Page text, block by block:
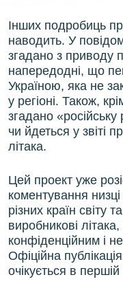
Інших подробиць
наводить. У
згадано з приводу
напередодні, що
Україною, яка не
у регіоні. Також,
згадано
чи йдеться у звіті
літака.
Цей проект уже
коментування низці
різних країн світу
виробникові
конфіденційним і
Офіційна
очікується в